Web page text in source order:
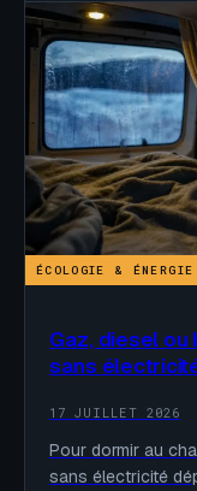
ÉCOLOGIE & ÉNERGIE
Gaz, diesel
sans
17 JUILLET 2026
Pour dormir au
sans électricité